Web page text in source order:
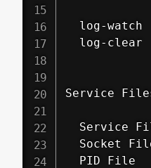
log-watch
log-clear
Service
Service
Socket
PID File